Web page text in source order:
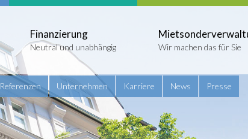
Finanzierung
Neutral und unabhängig Wir machen das für Sie
Referenzen Unternehmen Karriere News Presse